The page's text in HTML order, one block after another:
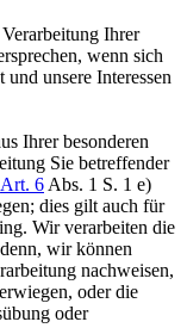
Ihrer
wenn sich
unsere Interessen
Ihrer besonderen
Sie betreffender
Art. 6 Abs. 1 S. 1 e)
dies gilt auch für
Wir verarbeiten die
wir können
nachweisen,
oder die
oder